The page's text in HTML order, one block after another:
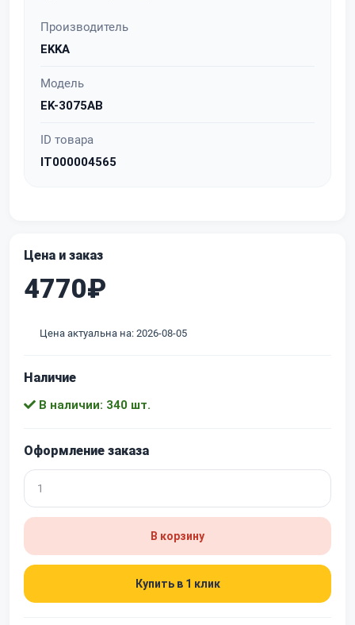
Производитель
EKKA
Модель
EK-3075AB
ID товара
IT000004565
Цена и заказ
4770₽
Цена актуальна на: 2026-08-05
Наличие
В наличии: 340 шт.
Оформление заказа
В корзину
Купить в 1 клик